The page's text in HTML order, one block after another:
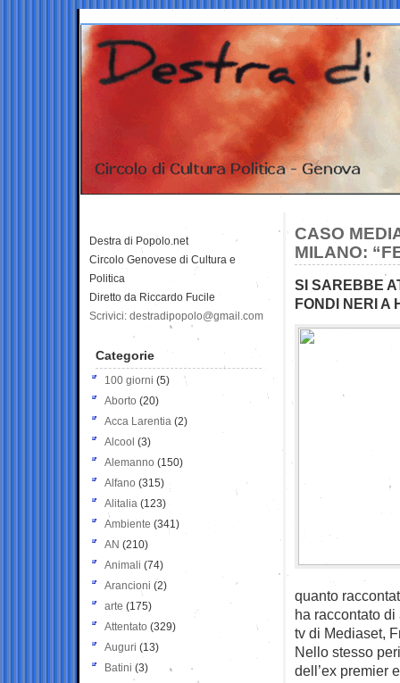
CASO
MILANO:
SI SAREBBE
FONDI NERI A
quanto
ha raccontato
tv di Mediaset,
Nello stesso
dell’ex premier
Destra di Popolo.net
Circolo Genovese di Cultura e
Politica
Diretto da Riccardo Fucile
Scrivici: destradipopolo@gmail.com
Categorie
100 giorni (5)
Aborto (20)
Acca Larentia (2)
Alcool (3)
Alemanno (150)
Alfano (315)
Alitalia (123)
Ambiente (341)
AN (210)
Animali (74)
Arancioni (2)
arte (175)
Attentato (329)
Auguri (13)
Batini (3)